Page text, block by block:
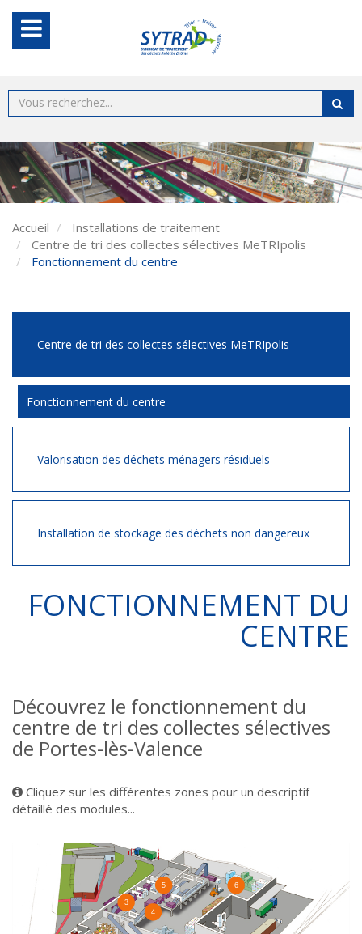
Accueil
Installations de traitement
Centre de tri des collectes sélectives MeTRIpolis
Fonctionnement du centre
Centre de tri des collectes sélectives MeTRIpolis
Fonctionnement du centre
Valorisation des déchets ménagers résiduels
Installation de stockage des déchets non dangereux
FONCTIONNEMENT DU
CENTRE
Découvrez le fonctionnement du
centre de tri des collectes sélectives
de Portes-lès-Valence
Cliquez sur les différentes zones pour un descriptif
détaillé des modules...
3
4
5 6